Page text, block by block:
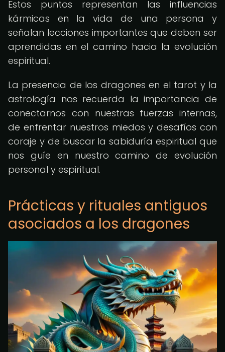
Estos puntos representan las influencias
kármicas en la vida de una persona y
señalan lecciones importantes que deben ser
aprendidas en el camino hacia la evolución
espiritual.
La presencia de los dragones en el tarot y la
astrología nos recuerda la importancia de
conectarnos con nuestras fuerzas internas,
de enfrentar nuestros miedos y desafíos con
coraje y de buscar la sabiduría espiritual que
nos guíe en nuestro camino de evolución
personal y espiritual.
Prácticas y rituales antiguos
asociados a los dragones